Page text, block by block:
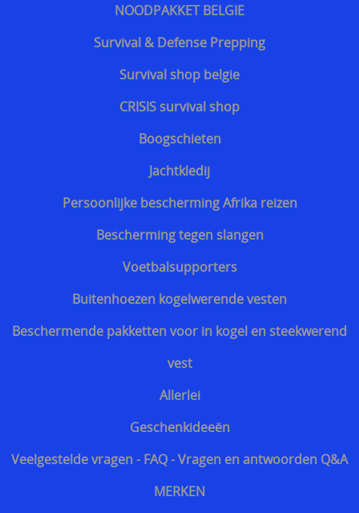
Zelfverdediging tegen mesaanvallen
Terreurdreiging Nieuwjaar 2018-2019
Snijwerende kledij doorsnijden door hulpdiensten
Beschermende kledij voor hulpdiensten
kogelvrije vesten te koop belgie
Kogelvrij - kogelwerend vest tegen TT 33 Tokarev
Snijwerende en kogelwerende T-shirt carriers
Steekpartij forum update
Info kogelwerende vesten voor politieagenten
Beschermende kledij tegen terreuraanslagen
Overleven in Oekraïne voor Benelux burgers
Kogelwerende vesten Ukraine / Oekraïne
===================
Hongaars - Magyar
Slovaaks - Slovenský
Tsjechisch - český
NOODPAKKET BELGIE
Survival & Defense Prepping
Survival shop belgie
CRISIS survival shop
Boogschieten
Jachtkledij
Persoonlijke bescherming Afrika reizen
Bescherming tegen slangen
Voetbalsupporters
Buitenhoezen kogelwerende vesten
Beschermende pakketten voor in kogel en steekwerend
vest
Allerlei
Geschenkideeën
Veelgestelde vragen - FAQ - Vragen en antwoorden Q&A
MERKEN